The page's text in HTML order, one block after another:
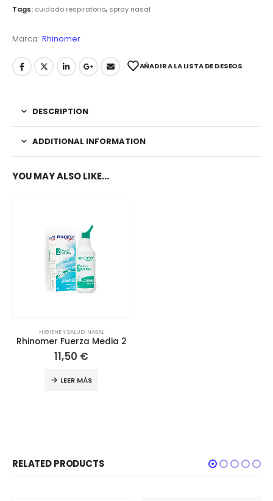
Tags: cuidado respiratorio, spray nasal
Marca: Rhinomer
AÑADIR A LA LISTA DE DESEOS
DESCRIPTION
ADDITIONAL INFORMATION
YOU MAY ALSO LIKE…
HIGIENE Y SALUD, NASAL
Rhinomer Fuerza Media 2
11,50 €
LEER MÁS
RELATED PRODUCTS